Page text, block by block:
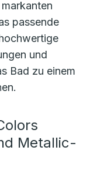
passende
und
Bad zu einem
Metallic-